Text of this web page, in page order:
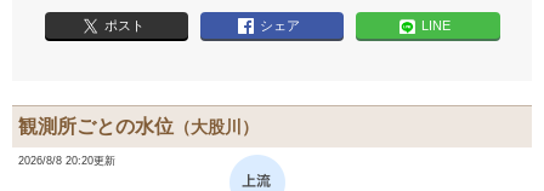
ポスト シェア LINE
観測所ごとの水位 （大股川）
2026/8/8 20:20更新